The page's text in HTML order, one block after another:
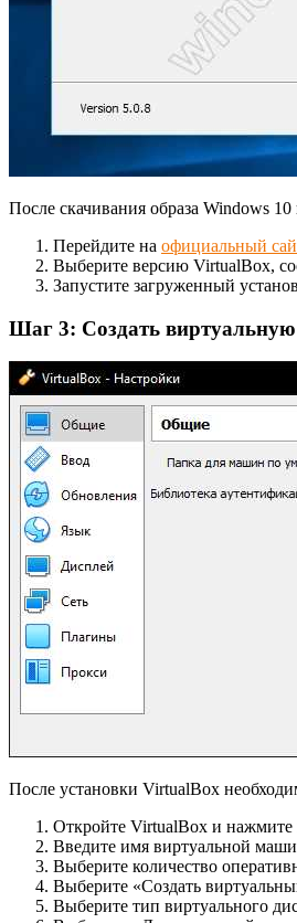
После скачивания образа Windows
Перейдите на официальный
Выберите версию VirtualBox,
Запустите загруженный
Шаг 3: Создать
После установки VirtualBox
Откройте VirtualBox и нажмите
Введите имя виртуальной
Выберите количество
Выберите «Создать
Выберите тип виртуального